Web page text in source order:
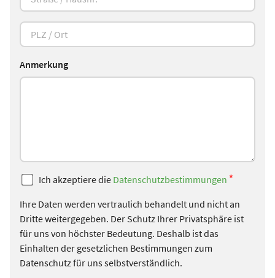
Anmerkung
Ich akzeptiere die Datenschutzbestimmungen *
Ihre Daten werden vertraulich behandelt und nicht an
Dritte weitergegeben. Der Schutz Ihrer Privatsphäre ist
für uns von höchster Bedeutung. Deshalb ist das
Einhalten der gesetzlichen Bestimmungen zum
Datenschutz für uns selbstverständlich.